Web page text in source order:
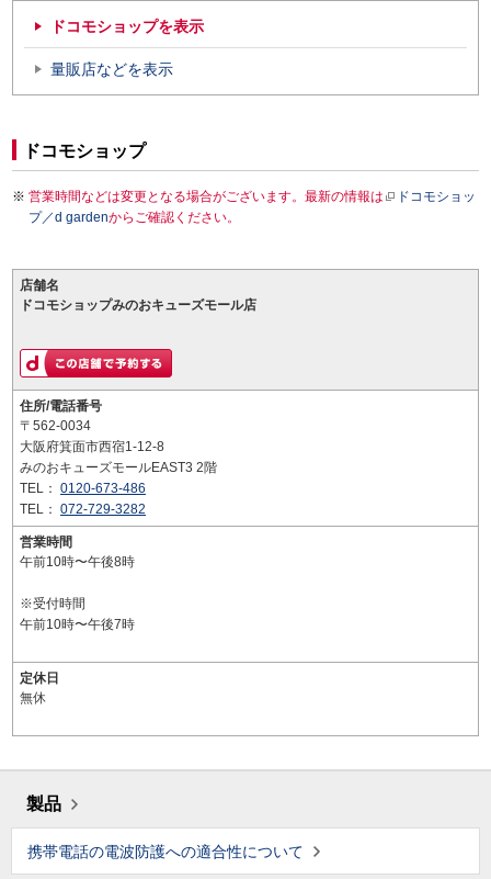
ドコモショップを表示
量販店などを表示
ドコモショップ
営業時間などは変更となる場合がございます。最新の情報は
ドコモショッ
プ／d gardenからご確認ください。
店舗名
ドコモショップみのおキューズモール店
住所/電話番号
〒562-0034
大阪府箕面市西宿1-12-8
みのおキューズモールEAST3 2階
TEL： 0120-673-486
TEL： 072-729-3282
営業時間
午前10時〜午後8時
※受付時間
午前10時〜午後7時
定休日
無休
製品
携帯電話の電波防護への適合性について